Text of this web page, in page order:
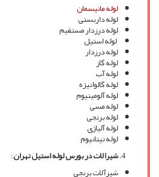
لوله مانیسمان
لوله داربستی
لوله درزدار مستقیم
لوله استیل
لوله درزدار
لوله گاز
لوله آب
لوله گالوانیزه
لوله آلومینیوم
لوله مسی
لوله برنجی
لوله آلیاژی
لوله تیتانیوم
شیرالات در بورس لوله استیل تهران:
شیرآلات برنجی